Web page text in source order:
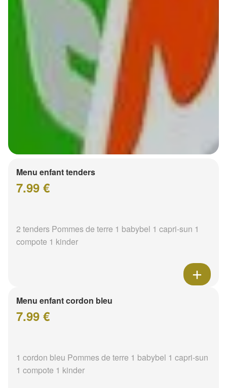
Menu enfant tenders
7.99 €
2 tenders Pommes de terre 1 babybel 1 capri-sun 1
compote 1 kinder
Menu enfant cordon bleu
7.99 €
1 cordon bleu Pommes de terre 1 babybel 1 capri-sun
1 compote 1 kinder